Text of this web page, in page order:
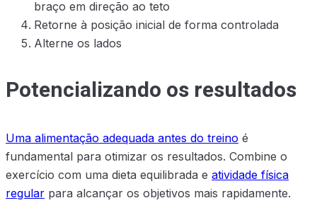
braço em direção ao teto
Retorne à posição inicial de forma controlada
Alterne os lados
Potencializando os resultados
Uma alimentação adequada antes do treino é
fundamental para otimizar os resultados. Combine o
exercício com uma dieta equilibrada e atividade física
regular para alcançar os objetivos mais rapidamente.